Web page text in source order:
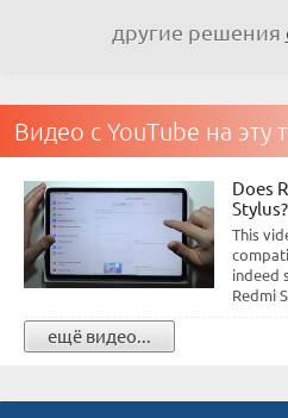
другие решения
Видео с YouTube на эту
Does
Stylus?
This
indeed
Redmi
ещё видео...